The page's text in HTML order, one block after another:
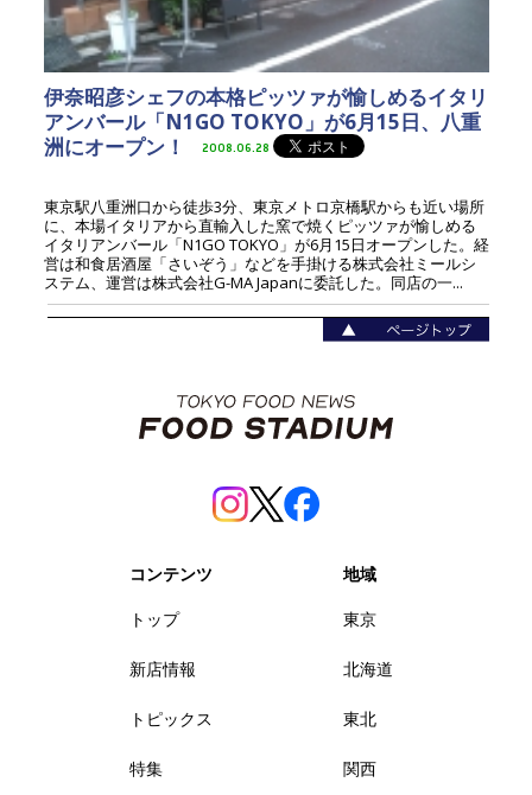
伊奈昭彦シェフの本格ピッツァが愉しめるイタリ
アンバール「N1GO TOKYO」が6月15日、八重
洲にオープン！
2008.06.28
東京駅八重洲口から徒歩3分、東京メトロ京橋駅からも近い場所
に、本場イタリアから直輸入した窯で焼くピッツァが愉しめる
イタリアンバール「N1GO TOKYO」が6月15日オープンした。経
営は和食居酒屋「さいぞう」などを手掛ける株式会社ミールシ
ステム、運営は株式会社G-MA Japanに委託した。同店の一...
コンテンツ
トップ
新店情報
トピックス
特集
地域
東京
北海道
東北
関西